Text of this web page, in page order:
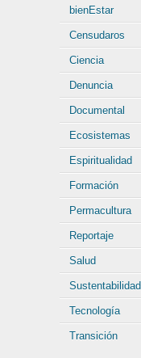
bienEstar
Censudaros
Ciencia
Denuncia
Documental
Ecosistemas
Espiritualidad
Formación
Permacultura
Reportaje
Salud
Sustentabilidad
Tecnología
Transición